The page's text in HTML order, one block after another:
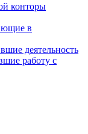
конторы
в
деятельность
работу с